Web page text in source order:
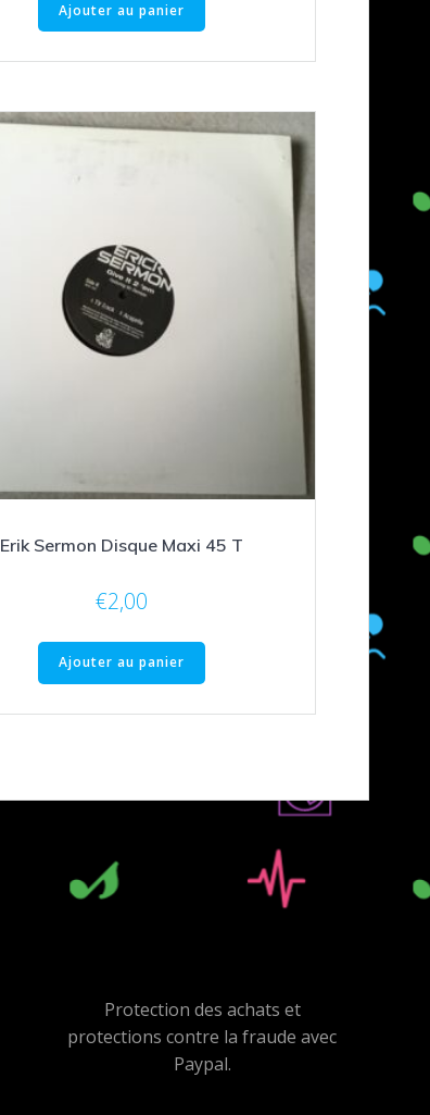
Ajouter au panier
Erik Sermon Disque Maxi 45 T
€2,00
Ajouter au panier
Protection des achats et
protections contre la fraude avec
Paypal.